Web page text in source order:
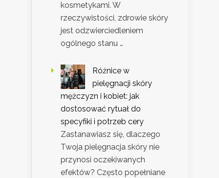
kosmetykami. W
rzeczywistości, zdrowie skóry
jest odzwierciedleniem
ogólnego stanu …
Różnice w
pielęgnacji skóry
mężczyzn i kobiet: jak
dostosować rytuał do
specyfiki i potrzeb cery
Zastanawiasz się, dlaczego
Twoja pielęgnacja skóry nie
przynosi oczekiwanych
efektów? Często popełniane